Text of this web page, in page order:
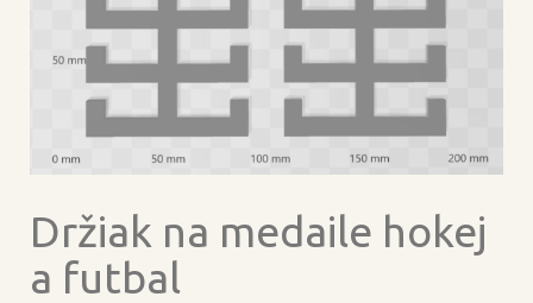
Držiak na medaile hokej
a futbal